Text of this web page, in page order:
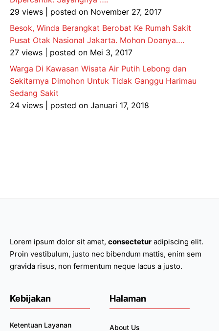
29 views
posted on November 27, 2017
Besok, Winda Berangkat Berobat Ke Rumah Sakit
Pusat Otak Nasional Jakarta. Mohon Doanya….
27 views
posted on Mei 3, 2017
Warga Di Kawasan Wisata Air Putih Lebong dan
Sekitarnya Dimohon Untuk Tidak Ganggu Harimau
Sedang Sakit
24 views
posted on Januari 17, 2018
Lorem ipsum dolor sit amet, consectetur adipiscing elit.
Proin vestibulum, justo nec bibendum mattis, enim sem
gravida risus, non fermentum neque lacus a justo.
Kebijakan
Ketentuan Layanan
Halaman
About Us